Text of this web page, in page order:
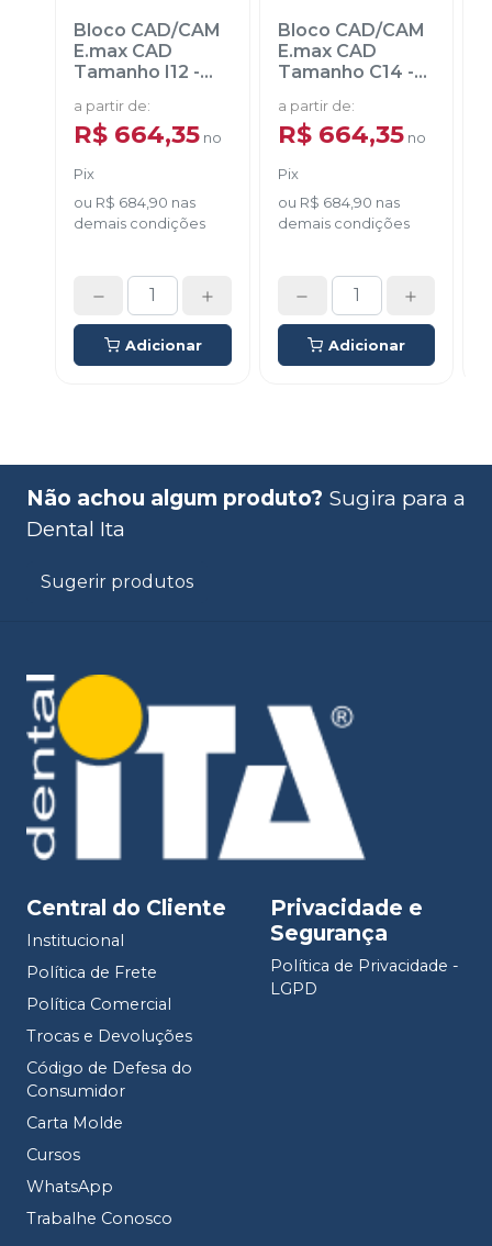
Bloco CAD/CAM
E.max CAD
Tamanho I12 -
a partir de:
R$ 664,35 no
Pix
ou R$ 684,90 nas
demais condições
Adicionar
Bloco CAD/CAM
E.max CAD
Tamanho C14 -
a partir de:
R$ 664,35 no
Pix
ou R$ 684,90 nas
demais condições
Adicionar
Não achou algum produto? Sugira para a
Dental Ita
Sugerir produtos
Central do Cliente
Institucional
Política de Frete
Política Comercial
Trocas e Devoluções
Código de Defesa do
Consumidor
Carta Molde
Cursos
WhatsApp
Trabalhe Conosco
Privacidade e
Segurança
Política de Privacidade -
LGPD